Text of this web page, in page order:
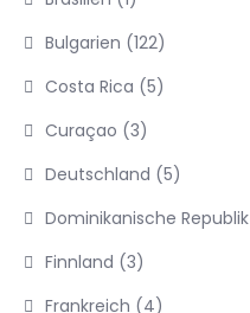
Bulgarien (122)
Costa Rica (5)
Curaçao (3)
Deutschland (5)
Dominikanische Republik
Finnland (3)
Frankreich (4)